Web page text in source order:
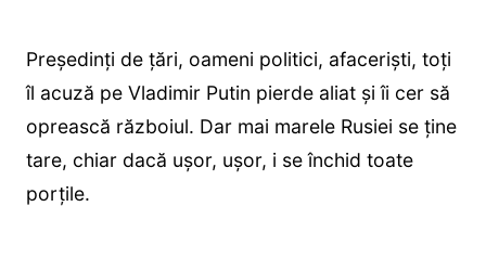
Președinți de țări, oameni politici, afaceriști, toți
îl acuză pe Vladimir Putin pierde aliat și îi cer să
oprească războiul. Dar mai marele Rusiei se ține
tare, chiar dacă ușor, ușor, i se închid toate
porțile.